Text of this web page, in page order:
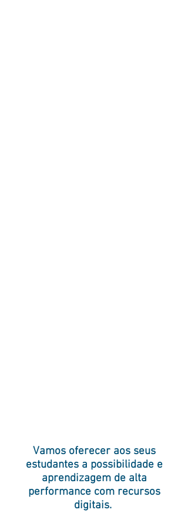
Vamos oferecer aos seus
estudantes a possibilidade e
aprendizagem de alta
performance com recursos
digitais.